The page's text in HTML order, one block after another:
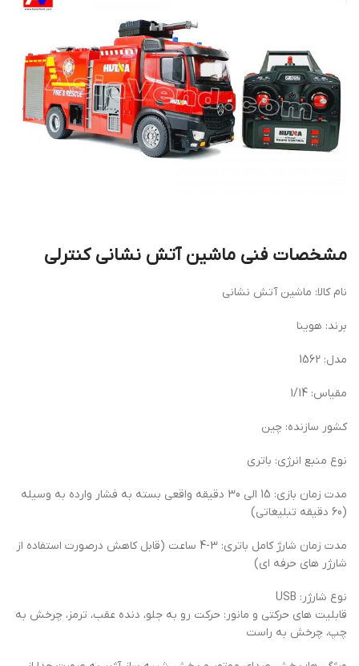
مشخصات فنی ماشین آتش نشانی کنترلی
نام کالا: ماشین آتش نشانی
برند: هوینا
مدل: 1562
مقیاس: 1/14
کشور سازنده: چین
نوع منبع انرژی: باتری
مدت زمان بازی: 15 الی 30 دقیقه واقعی بسته به فشار وارده به وسیله
(60 دقیقه تبلیغاتی)
مدت زمان شارژ کامل باتری: 3-4 ساعت (قابل کاهش درصورت استفاده از
شارژر های حرفه ای)
نوع شارژر: USB
قابلیت های حرکتی و مانور: حرکت رو به جلو، دنده عقب، ترمز، چرخش به
چپ، چرخش به راست